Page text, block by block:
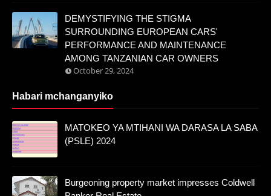
DEMYSTIFYING THE STIGMA
SURROUNDING EUROPEAN CARS'
PERFORMANCE AND MAINTENANCE
AMONG TANZANIAN CAR OWNERS
October 29, 2024
Habari mchanganyiko
MATOKEO YA MTIHANI WA DARASA LA SABA
(PSLE) 2024
Burgeoning property market impresses Coldwell